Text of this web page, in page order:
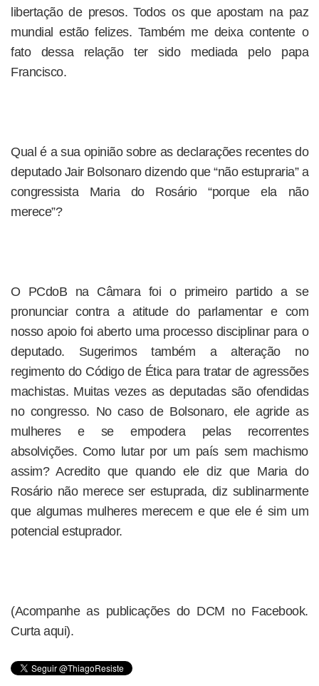
libertação de presos. Todos os que apostam na paz
mundial estão felizes. Também me deixa contente o
fato dessa relação ter sido mediada pelo papa
Francisco.
Qual é a sua opinião sobre as declarações recentes do
deputado Jair Bolsonaro dizendo que “não estupraria” a
congressista Maria do Rosário “porque ela não
merece”?
O PCdoB na Câmara foi o primeiro partido a se
pronunciar contra a atitude do parlamentar e com
nosso apoio foi aberto uma processo disciplinar para o
deputado. Sugerimos também a alteração no
regimento do Código de Ética para tratar de agressões
machistas. Muitas vezes as deputadas são ofendidas
no congresso. No caso de Bolsonaro, ele agride as
mulheres e se empodera pelas recorrentes
absolvições. Como lutar por um país sem machismo
assim? Acredito que quando ele diz que Maria do
Rosário não merece ser estuprada, diz sublinarmente
que algumas mulheres merecem e que ele é sim um
potencial estuprador.
(Acompanhe as publicações do DCM no Facebook.
Curta aqui).